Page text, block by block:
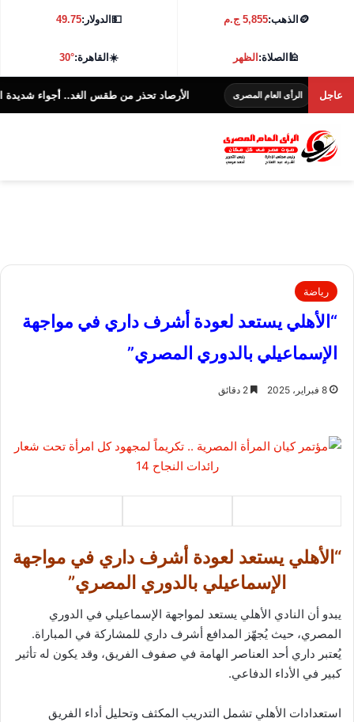
🪙 الذهب:5,855 ج.م 💵الدولار:49.75
🕌الصلاة:الظهر ☀️القاهرة:30°
عاجل
الرأى العام المصرى الأرصاد تحذر من طقس الغد.. أجواء شديدة الحرارة و38 درجة بالقاهرة
رياضة
“الأهلي يستعد لعودة أشرف داري في مواجهة
الإسماعيلي بالدوري المصري”
8 فبراير، 2025
“الأهلي يستعد لعودة أشرف داري في مواجهة
الإسماعيلي بالدوري المصري”
يبدو أن النادي الأهلي يستعد لمواجهة الإسماعيلي في الدوري
المصري، حيث يُجهّز المدافع أشرف داري للمشاركة في المباراة.
يُعتبر داري أحد العناصر الهامة في صفوف الفريق، وقد يكون له تأثير
كبير في الأداء الدفاعي.
استعدادات الأهلي تشمل التدريب المكثف وتحليل أداء الفريق